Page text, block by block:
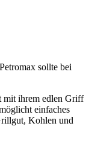
sollte bei
mit ihrem edlen Griff
einfaches
Kohlen und